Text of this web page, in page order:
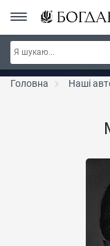
РОЗПРОДАЖ ~ 150 грн ~
300 грн ~
Головна Наші